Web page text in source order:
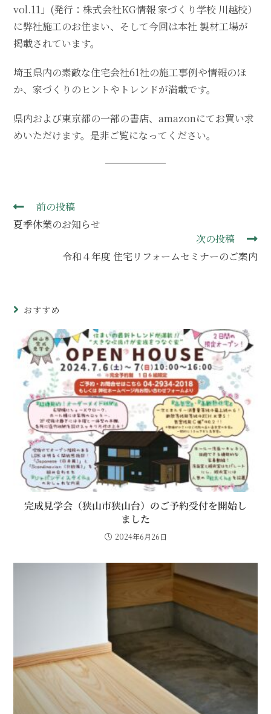
vol.11」(発行：株式会社KG情報 家づくり学校 川越校）
に弊社施工のお住まい、そして今回は本社 製材工場が
掲載されています。
埼玉県内の素敵な住宅会社61社の施工事例や情報のほ
か、家づくりのヒントやトレンドが満載です。
県内および東京都の一部の書店、amazonにてお買い求
めいただけます。是非ご覧になってください。
前の投稿
夏季休業のお知らせ
次の投稿
令和４年度 住宅リフォームセミナーのご案内
おすすめ
完成見学会（狭山市狭山台）のご予約受付を開始し
ました
2024年6月26日